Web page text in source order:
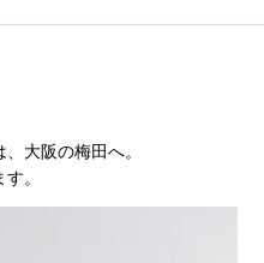
大阪の梅田へ。
。